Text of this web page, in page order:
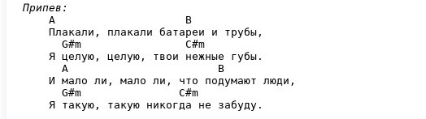
Припев:
    A                    B
    Плакали, плакали батареи и трубы,
      G#m                C#m
    Я целую, целую, твои нежные губы.
      A                       B
    И мало ли, мало ли, что подумают люди,
      G#m               C#m
    Я такую, такую никогда не забуду.